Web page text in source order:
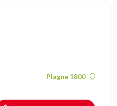
Plagne 1800